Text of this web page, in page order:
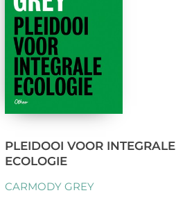
PLEIDOOI VOOR INTEGRALE
ECOLOGIE
CARMODY GREY